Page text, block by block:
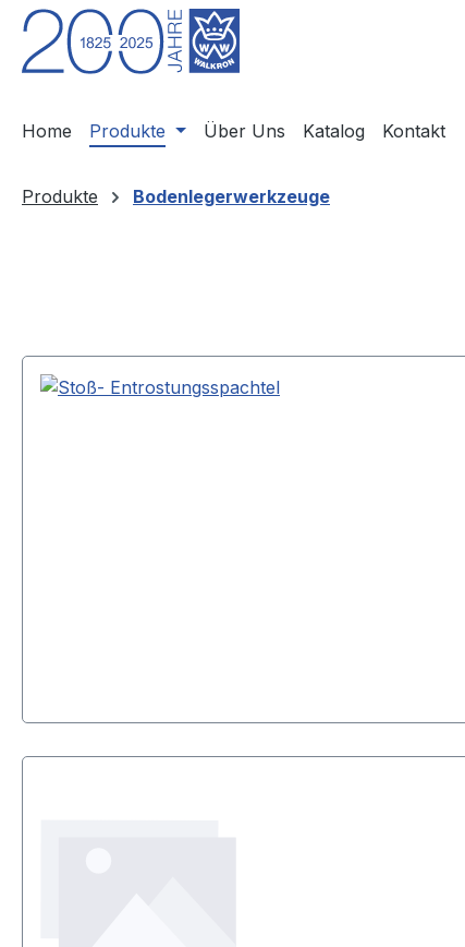
Hauptinhalt springen
Zur Suche springen
Zur Hauptnavigation springen
Home Produkte Über Uns Katalog Kontakt
Produkte Bodenlegerwerkzeuge